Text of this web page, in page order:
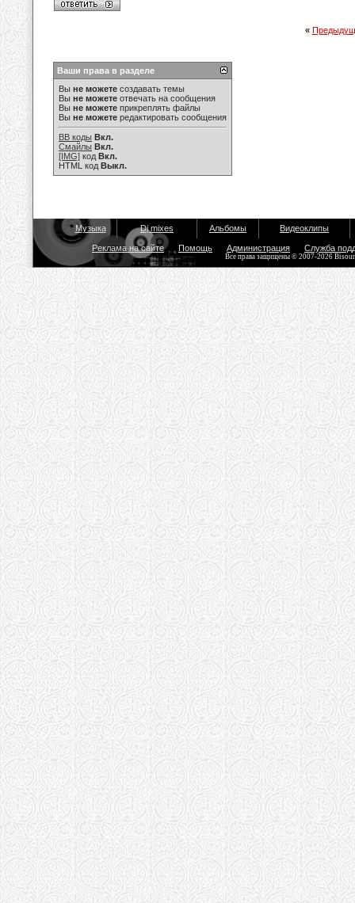
«
Ваши права в разделе
Вы не можете создавать темы
Вы не можете отвечать на сообщения
Вы не можете прикреплять файлы
Вы не можете редактировать сообщения
BB коды Вкл.
Смайлы Вкл.
[IMG] код Вкл.
HTML код Выкл.
Музыка Dj mixes Альбомы Видеоклипы
Реклама на сайте Помощь Администрация Служба
Все права защищены © 2007-2026